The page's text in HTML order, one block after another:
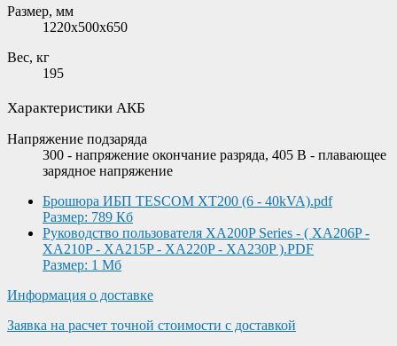
Размер, мм
1220x500x650
Вес, кг
195
Характеристики АКБ
Напряжение подзаряда
300 - напряжение окончание разряда, 405 В - плавающее
зарядное напряжение
Брошюра ИБП TESCOM XT200 (6 - 40kVA).pdf
Размер: 789 Кб
Руководство пользователя XA200P Series - ( XA206P -
XA210P - XA215P - XA220P - XA230P ).PDF
Размер: 1 Мб
Информация о доставке
Заявка на расчет точной стоимости с доставкой